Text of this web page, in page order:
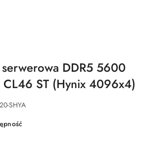
DDR5 5600
ST (Hynix 4096x4)
SHYA